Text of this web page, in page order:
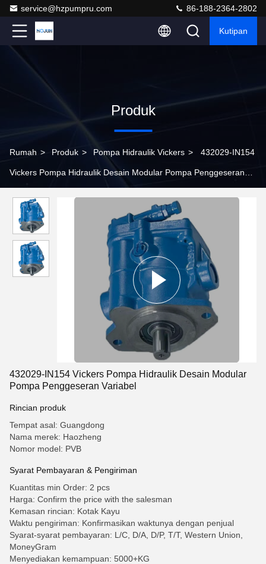
service@hzpumpru.com 86-188-2364-2802
Kutipan
Produk
Rumah > Produk > Pompa Hidraulik Vickers > 432029-IN154
Vickers Pompa Hidraulik Desain Modular Pompa Penggeseran
432029-IN154 Vickers Pompa Hidraulik Desain Modular
Pompa Penggeseran Variabel
Rincian produk
Tempat asal: Guangdong
Nama merek: Haozheng
Nomor model: PVB
Syarat Pembayaran & Pengiriman
Kuantitas min Order: 2 pcs
Harga: Confirm the price with the salesman
Kemasan rincian: Kotak Kayu
Waktu pengiriman: Konfirmasikan waktunya dengan penjual
Syarat-syarat pembayaran: L/C, D/A, D/P, T/T, Western Union,
MoneyGram
Menyediakan kemampuan: 5000+KG